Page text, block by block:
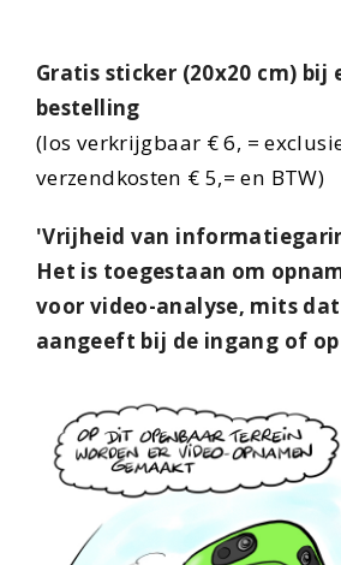
Bel nu
Stuur WhatsApp
Gratis sticker (20x20 cm) bij
bestelling
(los verkrijgbaar € 6, =
verzendkosten € 5,= en BTW)
'Vrijheid van
Het is toegestaan om
voor video-analyse, mits
aangeeft bij de ingang of